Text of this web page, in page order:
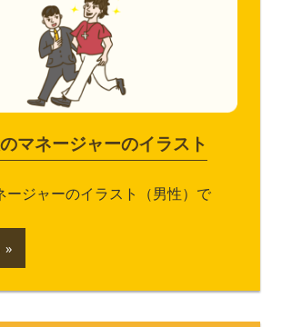
マネージャーのイラスト
ージャーのイラスト（男性）で